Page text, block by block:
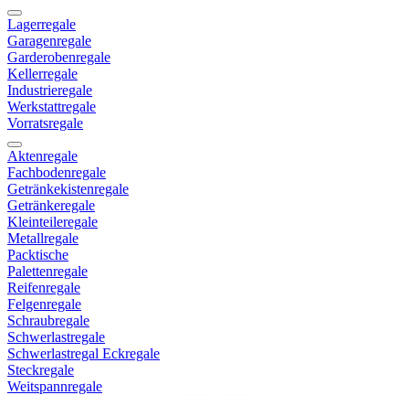
Lagerregale
Garagenregale
Garderobenregale
Kellerregale
Industrieregale
Werkstattregale
Vorratsregale
Aktenregale
Fachbodenregale
Getränkekistenregale
Getränkeregale
Kleinteileregale
Metallregale
Packtische
Palettenregale
Reifenregale
Felgenregale
Schraubregale
Schwerlastregale
Schwerlastregal Eckregale
Steckregale
Weitspannregale